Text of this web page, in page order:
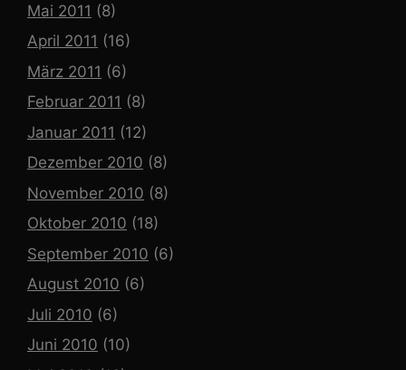
Mai 2011 (8)
April 2011 (16)
März 2011 (6)
Februar 2011 (8)
Januar 2011 (12)
Dezember 2010 (8)
November 2010 (8)
Oktober 2010 (18)
September 2010 (6)
August 2010 (6)
Juli 2010 (6)
Juni 2010 (10)